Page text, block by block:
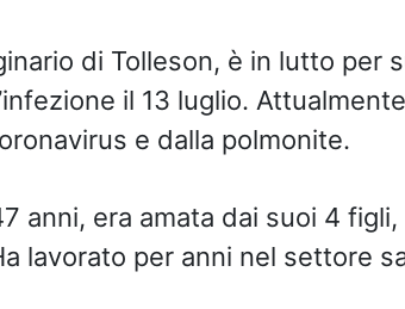
di Tolleson, è in lutto per
il 13 luglio.
e dalla polmonite.
anni, era amata dai suoi 4
lavorato per anni nel settore